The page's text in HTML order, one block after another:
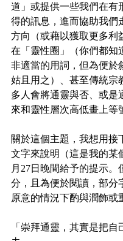
道」或提供一些我們在有
得的訊息，進而協助我們
方向（或藉以獲取更多利
在「靈性圈」（你們都知
非適當的用詞，但為便於
姑且用之）、甚至傳統宗
多人會將通靈與否、或是
來和靈性層次高低畫上等
關於這個主題，我想用接
文字來說明（這是我的某
月27日晚間給予的提示。
分，且為便於閱讀，部分
原意的情況下酌與潤飾或
「崇拜通靈，其實是把自